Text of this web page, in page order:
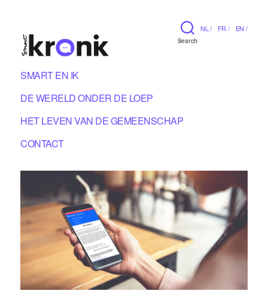
NL / FR / EN /
Search
SMART EN IK
DE WERELD ONDER DE LOEP
HET LEVEN VAN DE GEMEENSCHAP
CONTACT